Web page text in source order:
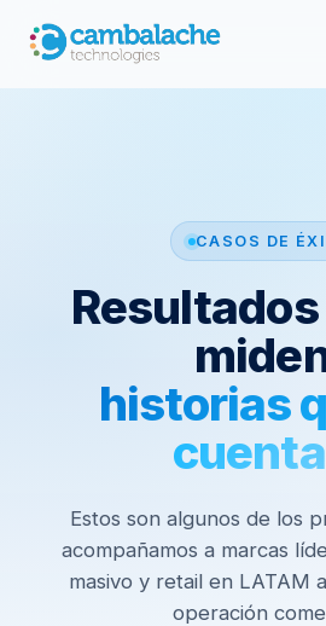
CASOS DE
historias
Estos son algunos de los
acompañamos a marcas
masivo y retail en LATAM
operación